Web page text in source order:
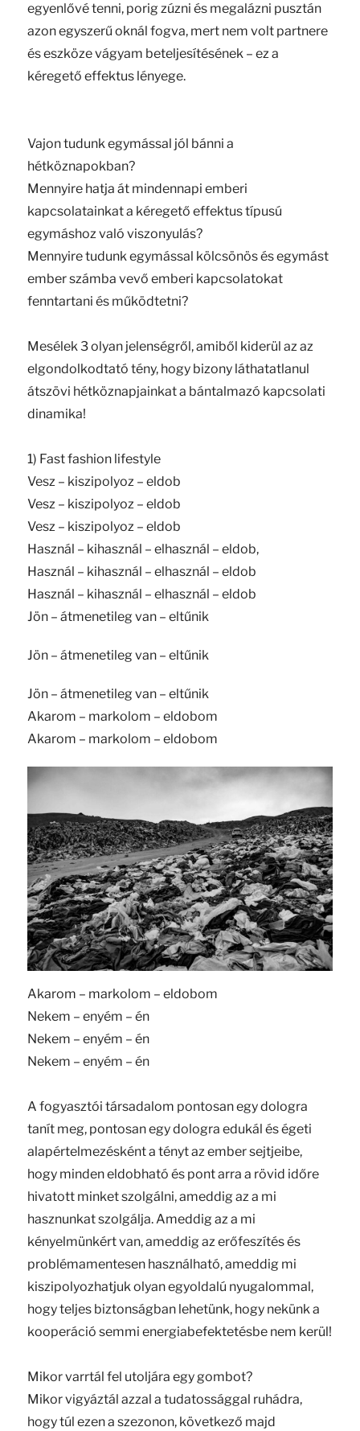
egyenlővé tenni, porig zúzni és megalázni pusztán
azon egyszerű oknál fogva, mert nem volt partnere
és eszköze vágyam beteljesítésének – ez a
kéregető effektus lényege.
Vajon tudunk egymással jól bánni a
hétköznapokban?
Mennyire hatja át mindennapi emberi
kapcsolatainkat a kéregető effektus típusú
egymáshoz való viszonyulás?
Mennyire tudunk egymással kölcsönös és egymást
ember számba vevő emberi kapcsolatokat
fenntartani és működtetni?
Mesélek 3 olyan jelenségről, amiből kiderül az az
elgondolkodtató tény, hogy bizony láthatatlanul
átszövi hétköznapjainkat a bántalmazó kapcsolati
dinamika!
1) Fast fashion lifestyle
Vesz – kiszipolyoz – eldob
Vesz – kiszipolyoz – eldob
Vesz – kiszipolyoz – eldob
Használ – kihasznál – elhasznál – eldob,
Használ – kihasznál – elhasznál – eldob
Használ – kihasznál – elhasznál – eldob
Jön – átmenetileg van – eltűnik
Jön – átmenetileg van – eltűnik
Jön – átmenetileg van – eltűnik
Akarom – markolom – eldobom
Akarom – markolom – eldobom
Akarom – markolom – eldobom
Nekem – enyém – én
Nekem – enyém – én
Nekem – enyém – én
A fogyasztói társadalom pontosan egy dologra
tanít meg, pontosan egy dologra edukál és égeti
alapértelmezésként a tényt az ember sejtjeibe,
hogy minden eldobható és pont arra a rövid időre
hivatott minket szolgálni, ameddig az a mi
hasznunkat szolgálja. Ameddig az a mi
kényelmünkért van, ameddig az erőfeszítés és
problémamentesen használható, ameddig mi
kiszipolyozhatjuk olyan egyoldalú nyugalommal,
hogy teljes biztonságban lehetünk, hogy nekünk a
kooperáció semmi energiabefektetésbe nem kerül!
Mikor varrtál fel utoljára egy gombot?
Mikor vigyáztál azzal a tudatossággal ruhádra,
hogy túl ezen a szezonon, következő majd